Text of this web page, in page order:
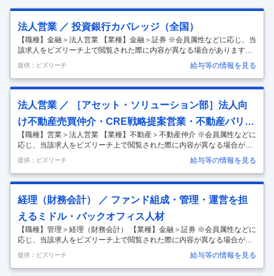
法人営業 ／ 投資銀行カバレッジ（全国）
【職種】金融＞法人営業 【業種】金融＞証券 ※会員属性などに応じ、当
該求人をビズリーチ上で閲覧された際に内容が異なる場合があります
【会社概要】 〇 大和証券グループは、リテール、ホールセール、アセッ
ト・マネジメント、投資事業を中心に、日本全国と世界24ヶ国・地域に
拠点を持つ総合証券グループ。また、社会課題の解決や成長投資とし
て、FinTech、ヘルスケア、エネルギー・インフラ、農業など多様な分
野にも投資 〇 投資銀行業務においては、企業の資金調達やM&A（合
併・買収）やIPOに関するアドバイザリーサービスを提供。深い市場理
解とグローバルなネットワークを活かした、クライアントに対する最適
な戦略…
提供：ビズリーチ 給与等の情報を見る
法人営業 ／ ［アセット・ソリューション部］法人向
け不動産売買仲介・CRE戦略提案営業・不動産バリュ
エーション業務
【職種】営業＞法人営業 【業種】不動産＞不動産仲介 ※会員属性などに
応じ、当該求人をビズリーチ上で閲覧された際に内容が異なる場合があ
ります 当社は2030年に目指す姿を経営ビジョン「2030Vision」に、ま
た重点分野への具体的な取組みを中期経営計画の３つの基本方針として
「クライアントファーストとクオリティNo.1の実現」、「ハイブリッド
戦略による新たな資金循環の確立」、「デジタルとリアルのベストミッ
クスの追求」を掲げています。 超一流の企業となるべく、「役職員が誠
実で崇高な倫理観と高い専門能力を持ち、お客様はもちろん 、役職員同
士やその家族ひいては社会全体から信頼され尊敬されていること」、
提供：ビズリーチ 給与等の情報を見る
経理（財務会計） ／ ファンド組成・管理・運営を担
えるミドル・バックオフィス人材
【職種】管理＞経理（財務会計） 【業種】金融＞証券 ※会員属性などに
応じ、当該求人をビズリーチ上で閲覧された際に内容が異なる場合があ
ります グループ会社への出向ポジションです。 【職務概要】 当社の運
営するファンドの新規組成、組成後の管理・運営担当として、主に以下
の業務を担っていただきます。 ・ファンド（有責組合等）の組成 ・私募
提供：ビズリーチ 給与等の情報を見る